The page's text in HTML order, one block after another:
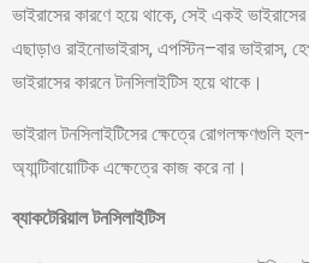
ভাইরাসের কারণে হয়ে থাকে, সেই একই
এছাড়াও রাইনোভাইরাস, এপস্টিন–বার ভাইরাস,
ভাইরাসের কারনে টনসিলাইটিস হয়ে থাকে।
ভাইরাল টনসিলাইটিসের ক্ষেত্রে রোগলক্ষণগুলি
অ্যান্টিবায়োটিক এক্ষেত্রে কাজ করে না।
ব্যাকটেরিয়াল টনসিলাইটিস